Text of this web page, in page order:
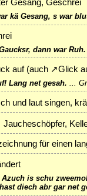
Gesang, Geschrei
kä Gesang, s war
dann war Ruh.
auf (auch ↗Glick
Lang net gesah. ...
und laut singen,
Jaucheschöpfer,
für einen
Azuch is schu
diech abr gar net